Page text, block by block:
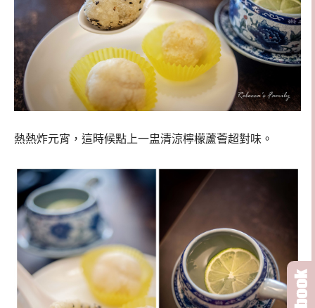
熱熱炸元宵，這時候點上一盅清涼檸檬蘆薈超對味。